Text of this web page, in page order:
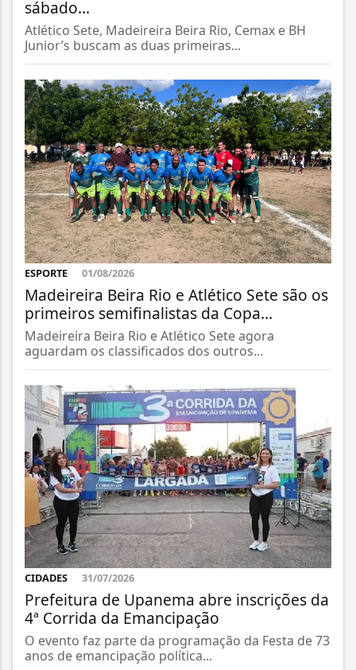
sábado...
Atlético Sete, Madeireira Beira Rio, Cemax e BH
Junior’s buscam as duas primeiras...
ESPORTE 01/08/2026
Madeireira Beira Rio e Atlético Sete são os
primeiros semifinalistas da Copa...
Madeireira Beira Rio e Atlético Sete agora
aguardam os classificados dos outros...
CIDADES 31/07/2026
Prefeitura de Upanema abre inscrições da
4ª Corrida da Emancipação
O evento faz parte da programação da Festa de 73
anos de emancipação política...